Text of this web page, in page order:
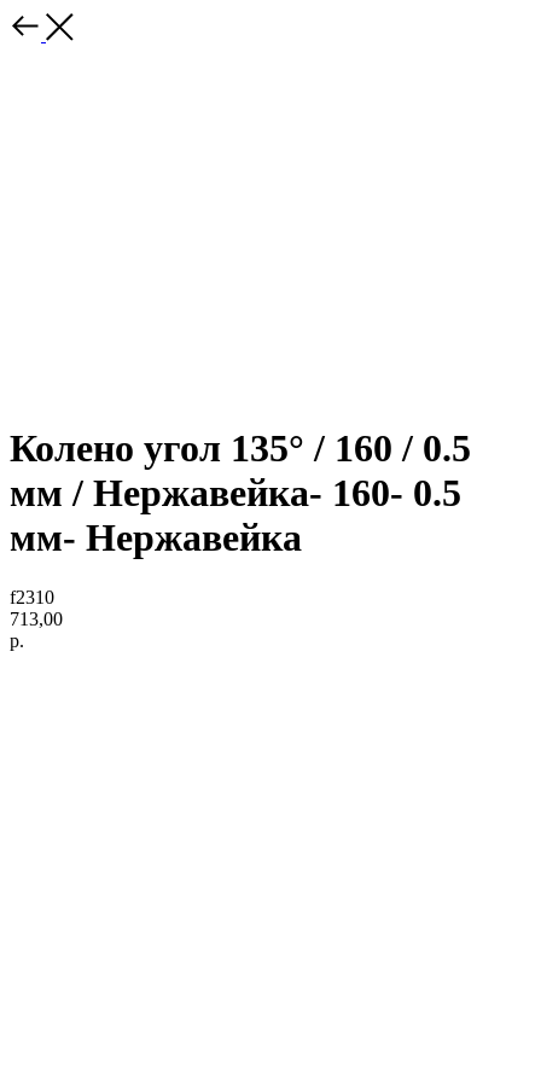
Колено угол 135° / 160 / 0.5
мм / Нержавейка- 160- 0.5
мм- Нержавейка
f2310
713,00
р.